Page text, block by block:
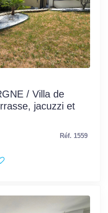
/ Villa de
jacuzzi et
Réf. 1559